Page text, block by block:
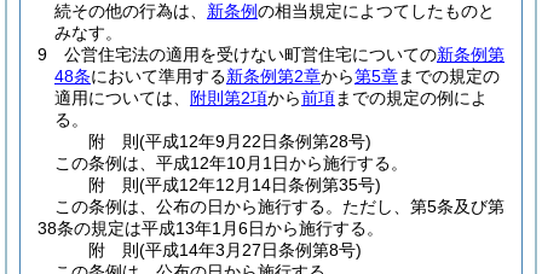
続その他の行為は、 新条例の相当規定によつてしたものと
みなす。
9
公営住宅法の適用を受けない町営住宅についての新条例第
48条において準用する新条例第2章から第5章までの規定の
適用については、
附則第2項から前項までの規定の例によ
る。
附 則(平成12年9月22日条例第28号)
この条例は、平成12年10月1日から施行する。
附 則(平成12年12月14日条例第35号)
この条例は、公布の日から施行する。 ただし、第5条及び第
38条の規定は平成13年1月6日から施行する。
附 則(平成14年3月27日条例第8号)